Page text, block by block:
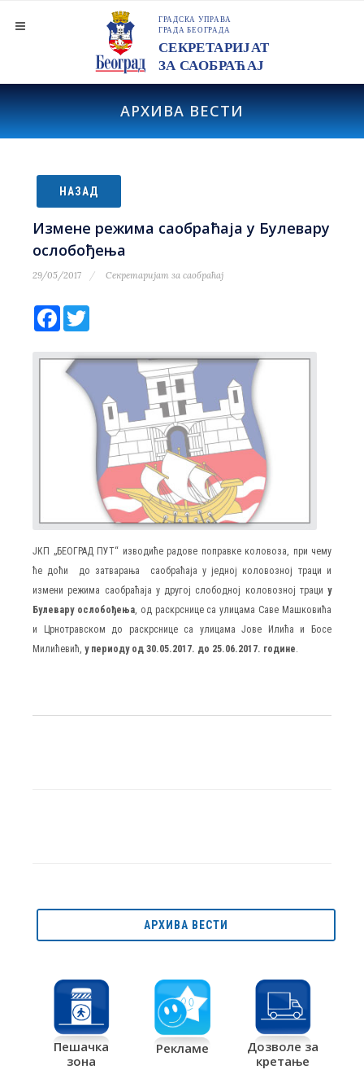
АРХИВА ВЕСТИ
НАЗАД
Измене режима саобраћаја у Булевару
ослобођења
29/05/2017 Секретаријат за саобраћај
Facebook
ЈKП „БЕОГРАД ПУТ“ изводиће радове поправке коловоза, при чему
ће доћи до затварања саобраћаја у једној коловозној траци и
измени режима саобраћаја у другој слободној коловозној траци у
Булевару ослобођења, од раскрснице са улицама Саве Машковића
и Црнотравском до раскрснице са улицама Јове Илића и Босе
Милићевић, у периоду од 30.05.2017. до 25.06.2017. године
АРХИВА ВЕСТИ
Пешачка
зона
Рекламе
Дозволе за
кретање